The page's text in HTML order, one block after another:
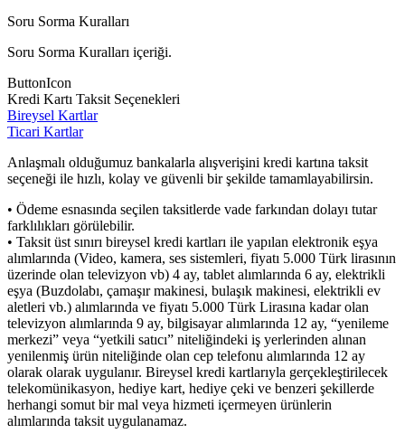
Soru Sorma Kuralları
Soru Sorma Kuralları içeriği.
ButtonIcon
Kredi Kartı Taksit Seçenekleri
Bireysel Kartlar
Ticari Kartlar
Anlaşmalı olduğumuz bankalarla alışverişini kredi kartına taksit
seçeneği ile hızlı, kolay ve güvenli bir şekilde tamamlayabilirsin.
• Ödeme esnasında seçilen taksitlerde vade farkından dolayı tutar
farklılıkları görülebilir.
• Taksit üst sınırı bireysel kredi kartları ile yapılan elektronik eşya
alımlarında (Video, kamera, ses sistemleri, fiyatı 5.000 Türk lirasının
üzerinde olan televizyon vb) 4 ay, tablet alımlarında 6 ay, elektrikli
eşya (Buzdolabı, çamaşır makinesi, bulaşık makinesi, elektrikli ev
aletleri vb.) alımlarında ve fiyatı 5.000 Türk Lirasına kadar olan
televizyon alımlarında 9 ay, bilgisayar alımlarında 12 ay, “yenileme
merkezi” veya “yetkili satıcı” niteliğindeki iş yerlerinden alınan
yenilenmiş ürün niteliğinde olan cep telefonu alımlarında 12 ay
olarak olarak uygulanır. Bireysel kredi kartlarıyla gerçekleştirilecek
telekomünikasyon, hediye kart, hediye çeki ve benzeri şekillerde
herhangi somut bir mal veya hizmeti içermeyen ürünlerin
alımlarında taksit uygulanamaz.